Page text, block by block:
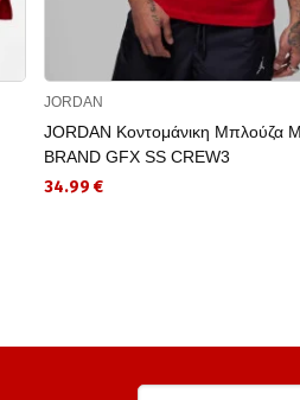
JORDAN
JORDAN Κοντομάνικη Μπλούζα
BRAND GFX SS CREW3
34.99 €